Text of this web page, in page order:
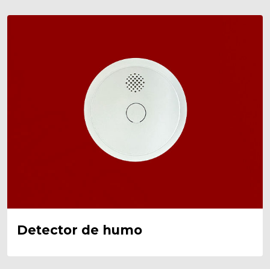
Detector de humo